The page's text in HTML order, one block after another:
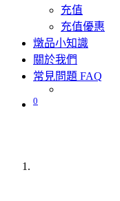
充值
充值優惠
燉品小知識
關於我們
常見問題 FAQ
0